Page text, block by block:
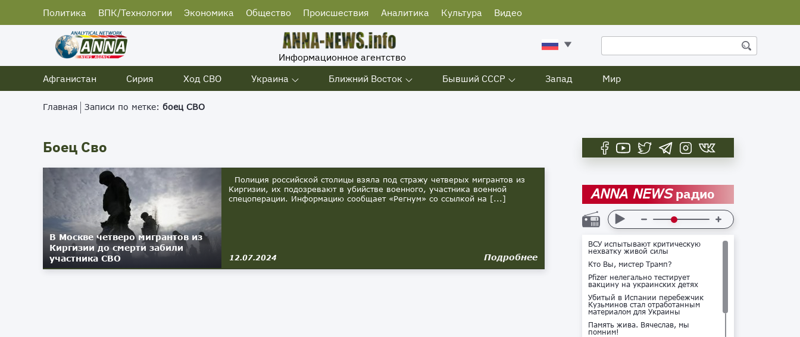
Политика ВПК/Технологии Экономика Общество Происшествия Аналитика Культура Видео
Информационное агентство
Афганистан
Сирия Ход СВО Украина Ближний Восток Бывший СССР Запад Мир
Главная Записи по метке: боец СВО
Боец Сво
В Москве четверо мигрантов из
Киргизии до смерти забили
участника СВО
Полиция российской столицы взяла под стражу четверых мигрантов из
Киргизии, их подозревают в убийстве военного, участника военной
спецоперации. Информацию сообщает «Регнум» со ссылкой на [...]
12.07.2024 Подробнее
ANNA NEWSрадио
ВСУ испытывают критическую
нехватку живой силы
Кто Вы, мистер Трамп?
Pfizer нелегально тестирует
вакцину на украинских детях
Убитый в Испании перебежчик
Кузьминов стал отработанным
материалом для Украины
Память жива. Вячеслав, мы
помним!